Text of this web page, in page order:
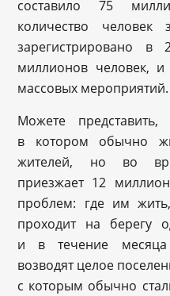
составило 75
количество
зарегистрировано в
миллионов человек,
массовых мероприятий.
Можете
в котором обычно
жителей, но во
приезжает 12
проблем: где им
проходит на берегу
и в течение
возводят целое
с которым обычно